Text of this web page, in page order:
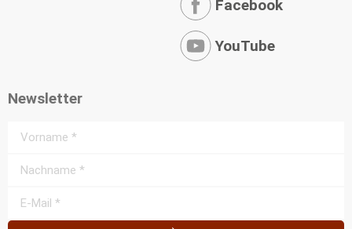
Facebook
YouTube
Newsletter